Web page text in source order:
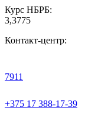
Курс НБРБ:
3,3775
Контакт-центр:
7911
+375 17 388-17-39